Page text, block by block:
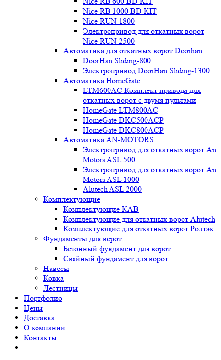
Nice RB 1000 BD KIT
Nice RUN 1800
Электропривод для откатных ворот
Nice RUN 2500
Автоматика для откатных ворот Doorhan
DoorHan Sliding-800
Электропривод DoorHan Sliding-1300
Автоматика HomeGate
LTM600AC Комплект привода для
откатных ворот с двумя пультами
HomeGate LTM800AC
HomeGate DKC500ACP
HomeGate DKC800ACP
Автоматика AN-MOTORS
Электропривод для откатных ворот An
Motors ASL 500
Электропривод для откатных ворот An
Motors ASL 1000
Alutech ASL 2000
Комплектующие
Комплектующие КАВ
Комплектующие для откатных ворот Alutech
Комплектующие для откатных ворот Ролтэк
Фундаменты для ворот
Бетонный фундамент для ворот
Свайный фундамент для ворот
Навесы
Ковка
Лестницы
Портфолио
Цены
Доставка
О компании
Контакты